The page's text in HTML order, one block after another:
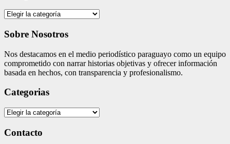
Categories
Sobre Nosotros
Nos destacamos en el medio periodístico paraguayo como un equipo
comprometido con narrar historias objetivas y ofrecer información
basada en hechos, con transparencia y profesionalismo.
Categorias
Categorias
Contacto